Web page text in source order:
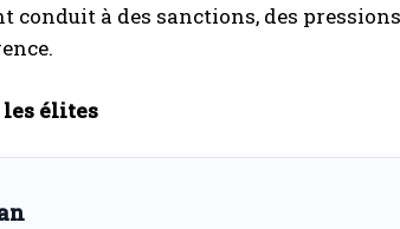
conduit à des sanctions, des
les élites